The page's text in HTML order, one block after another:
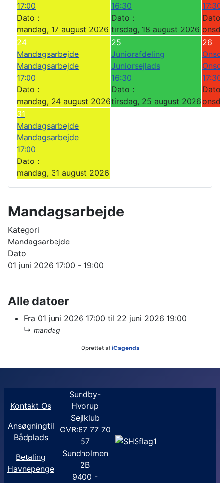
17:00
Dato :
mandag, 17 august 2026
16:30
Dato :
tirsdag, 18 august 2026
24
Mandagsarbejde
Mandagsarbejde
17:00
Dato :
mandag, 24 august 2026
25
Juniorafdeling
Juniorsejlads
16:30
Dato :
tirsdag, 25 august 2026
26
31
Mandagsarbejde
Mandagsarbejde
17:00
Dato :
mandag, 31 august 2026
Mandagsarbejde
Kategori
Mandagsarbejde
Dato
01 juni 2026 17:00 - 19:00
Alle datoer
Fra 01 juni 2026 17:00 til 22 juni 2026 19:00
↳ mandag
Oprettet af iCagenda
Kontakt Os
Ansøgningtil
Bådplads
Betaling
Havnepenge
Sundby-
Hvorup
Sejlklub
CVR:87 77 70
57
Sundholmen
2B
9400 -